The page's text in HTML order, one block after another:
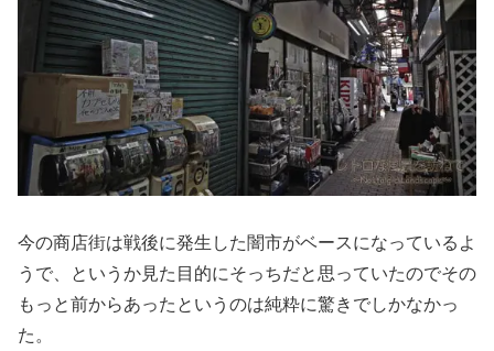
今の商店街は戦後に発生した闇市がベースになっているよ
うで、というか見た目的にそっちだと思っていたのでその
もっと前からあったというのは純粋に驚きでしかなかっ
た。